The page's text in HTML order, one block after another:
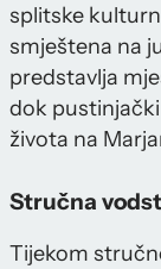
splitske
smještena na
predstavlja
dok
života na
Stručna
Tijekom